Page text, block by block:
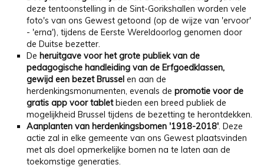
deze tentoonstelling in de Sint-Gorikshallen worden vele
foto's van ons Gewest getoond (op de wijze van 'ervoor'
- 'erna'), tijdens de Eerste Wereldoorlog genomen door
de Duitse bezetter.
De heruitgave voor het grote publiek van de
pedagogische handleiding van de Erfgoedklassen,
gewijd een bezet Brussel en aan de
herdenkingsmonumenten, evenals de promotie voor de
gratis app voor tabletbieden een breed publiek de
mogelijkheid Brussel tijdens de bezetting te herontdekken.
Aanplanten van herdenkingsbomen '1918-2018'. Deze
actie zal in elke gemeente van ons Gewest plaatsvinden
met als doel opmerkelijke bomen na te laten aan de
toekomstige generaties.